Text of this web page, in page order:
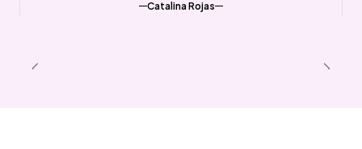
Catalina Rojas